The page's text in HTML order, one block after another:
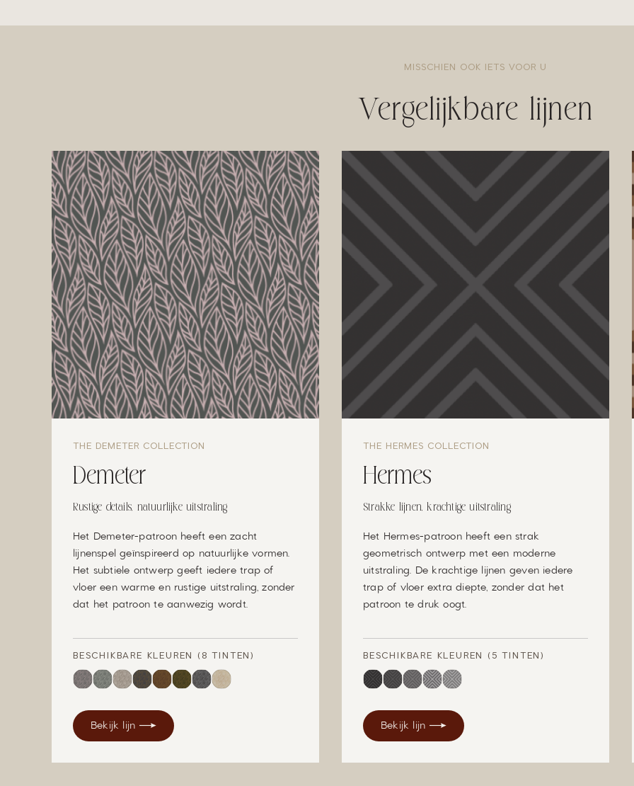
MISSCHIEN OOK IETS VOOR U
Vergelijkbare lijnen
THE DEMETER COLLECTION
Demeter
Rustige details, natuurlijke uitstraling
Het Demeter-patroon heeft een zacht
lijnenspel geïnspireerd op natuurlijke vormen.
Het subtiele ontwerp geeft iedere trap of
vloer een warme en rustige uitstraling, zonder
dat het patroon te aanwezig wordt.
BESCHIKBARE KLEUREN (8 TINTEN)
Bekijk lijn
THE HERMES COLLECTION
Hermes
Strakke lijnen, krachtige uitstraling
Het Hermes-patroon heeft een strak
geometrisch ontwerp met een moderne
uitstraling. De krachtige lijnen geven iedere
trap of vloer extra diepte, zonder dat het
patroon te druk oogt.
BESCHIKBARE KLEUREN (5 TINTEN)
Bekijk lijn